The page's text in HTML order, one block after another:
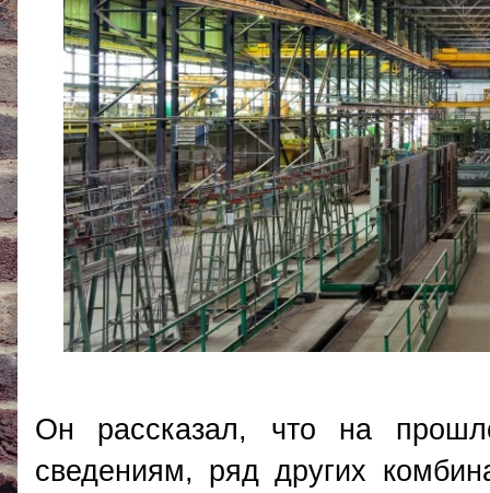
Он рассказал, что на
сведениям, ряд других